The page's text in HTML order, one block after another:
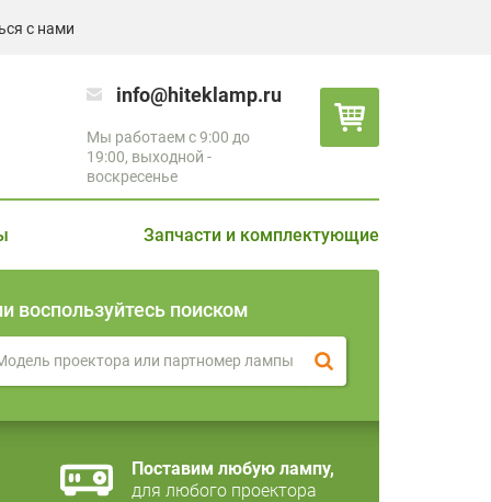
с нами
info@hiteklamp.ru
Мы работаем с 9:00 до
19:00, выходной -
воскресенье
Запчасти и комплектующие
воспользуйтесь поиском
Поставим любую лампу,
для любого проектора